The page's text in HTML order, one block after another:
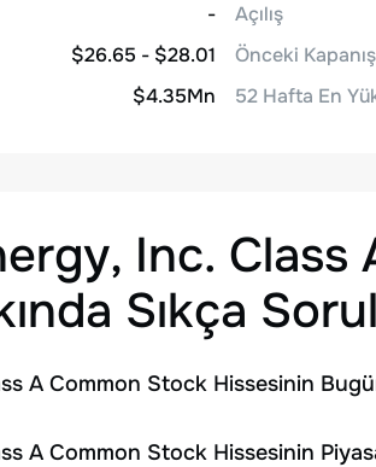
-
$26.65 - $28.01
$4.35Mn
Açılış
Önceki Kapanış
52 Hafta En
Inc. Class
Sıkça
A Common Stock Hissesinin
A Common Stock Hissesinin